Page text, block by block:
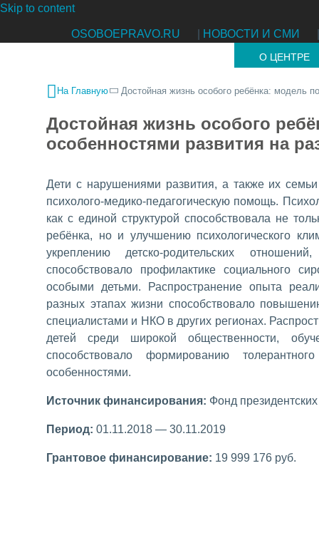
Skip to content
OSOBOEPRAVO.RU НОВОСТИ И СМИ
О ЦЕНТРЕ
На Главную Достойная жизнь особого ребёнка: модель
Достойная жизнь особого
особенностями развития на
Дети с нарушениями развития, а также их
психолого-медико-педагогическую помощь.
как с единой структурой способствовала не
ребёнка, но и улучшению психологического
укреплению детско-родительских
способствовало профилактике социального
особыми детьми. Распространение опыта
разных этапах жизни способствовало
специалистами и НКО в других регионах.
детей среди широкой общественности,
способствовало формированию
особенностями.
Источник финансирования: Фонд
Период: 01.11.2018 — 30.11.2019
Грантовое финансирование: 19 999 176 руб.